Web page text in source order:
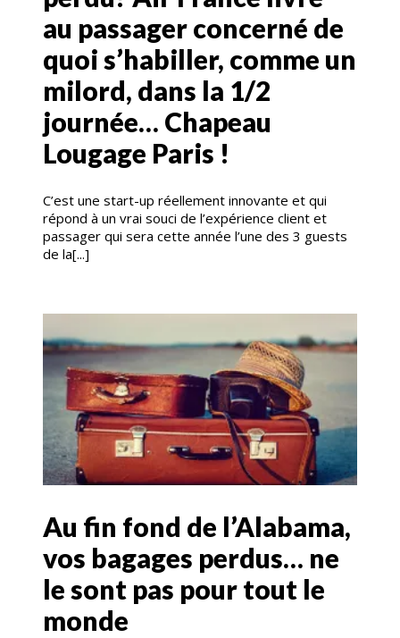
au passager concerné de
quoi s’habiller, comme un
milord, dans la 1/2
journée… Chapeau
Lougage Paris !
C’est une start-up réellement innovante et qui
répond à un vrai souci de l’expérience client et
passager qui sera cette année l’une des 3 guests
de la[...]
Au fin fond de l’Alabama,
vos bagages perdus… ne
le sont pas pour tout le
monde